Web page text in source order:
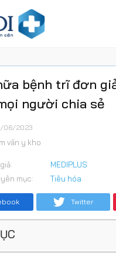
bệnh trĩ đơn
người chia sẻ
06/2023
vấn y kho
MEDIPLUS
mục:
Tiêu hóa
Twitter